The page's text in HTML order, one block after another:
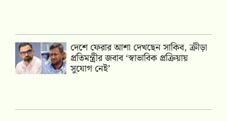
দেশে ফেরার আশা দেখছেন সাকিব, ক্রীড়া
প্রতিমন্ত্রীর জবাব ‘স্বাভাবিক প্রক্রিয়ায়
সুযোগ নেই’